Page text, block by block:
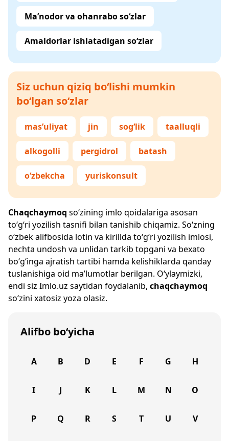
Ma’nodor va ohanrabo so‘zlar
Amaldorlar ishlatadigan so‘zlar
Siz uchun qiziq bo‘lishi mumkin
bo‘lgan so‘zlar
mas’uliyat jin sog‘lik taalluqli
alkogolli pergidrol batash
o‘zbekcha yuriskonsult
Chaqchaymoq so‘zining imlo qoidalariga asosan
to‘g‘ri yozilish tasnifi bilan tanishib chiqamiz. So‘zning
o‘zbek alifbosida lotin va kirillda to‘g‘ri yozilish imlosi,
nechta undosh va unlidan tarkib topgani va bexato
bo‘g‘inga ajratish tartibi hamda kelishiklarda qanday
tuslanishiga oid ma’lumotlar berilgan. O‘ylaymizki,
endi siz Imlo.uz saytidan foydalanib, chaqchaymoq
so‘zini xatosiz yoza olasiz.
Alifbo bo‘yicha
A B D E F G H
I J K L M N O
P Q R S T U V